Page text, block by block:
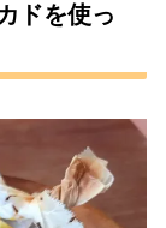
ドを使っ